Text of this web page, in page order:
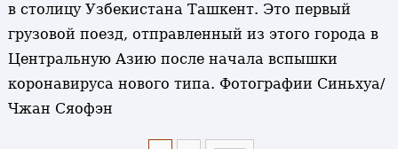
в столицу Узбекистана Ташкент. Это первый
грузовой поезд, отправленный из этого города в
Центральную Азию после начала вспышки
коронавируса нового типа. Фотографии Синьхуа/
Чжан Сяофэн